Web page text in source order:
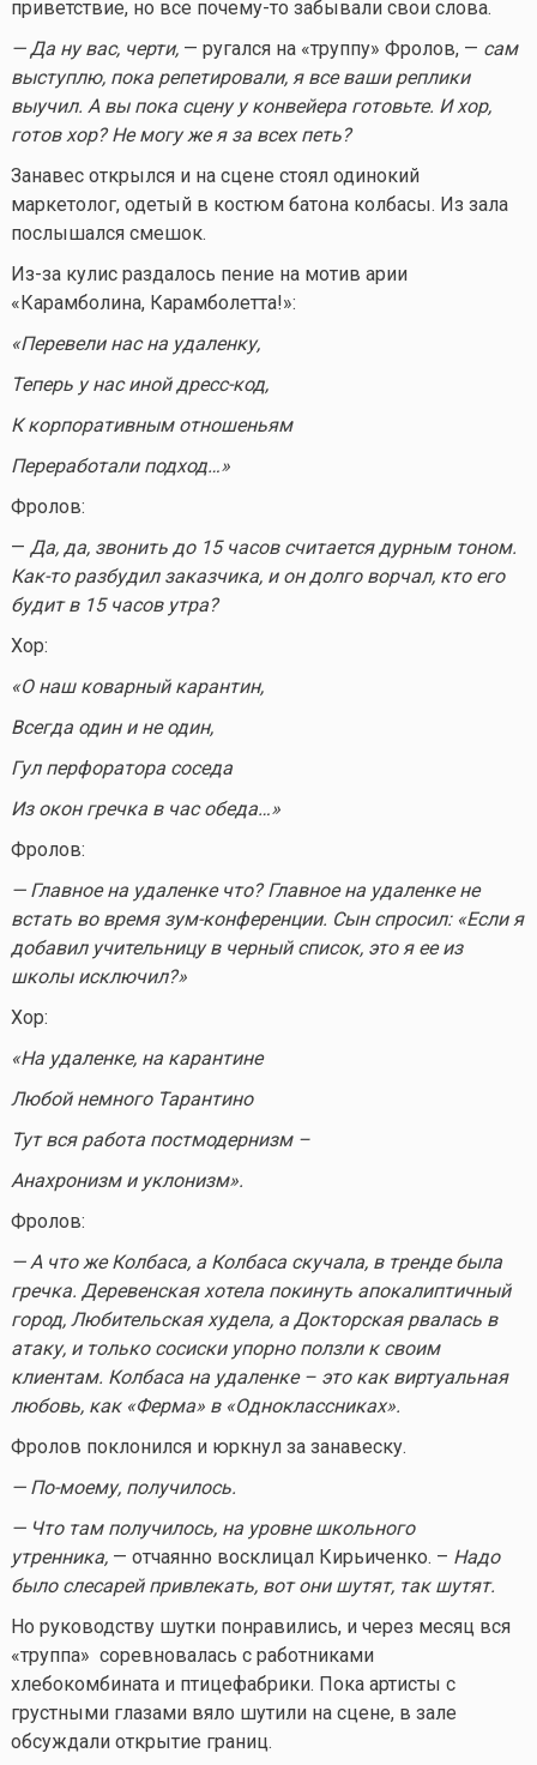
приветствие, но все почему-то забывали свои слова.
— Да ну вас, черти,— ругался на «труппу» Фролов, — сам
выступлю, пока репетировали, я все ваши реплики
выучил. А вы пока сцену у конвейера готовьте. И хор,
готов хор? Не могу же я за всех петь?
Занавес открылся и на сцене стоял одинокий
маркетолог, одетый в костюм батона колбасы. Из зала
послышался смешок.
Из-за кулис раздалось пение на мотив арии
«Карамболина, Карамболетта!»:
«Перевели нас на удаленку,
Теперь у нас иной дресс-код,
К корпоративным отношеньям
Переработали подход…»
Фролов:
— Да, да, звонить до 15 часов считается дурным тоном.
Как-торазбудил заказчика, и он долго ворчал, кто его
будит в 15 часов утра?
Хор:
«О наш коварный карантин,
Всегда один и не один,
Гул перфоратора соседа
Из окон гречка в час обеда…»
Фролов:
— Главное на удаленке что? Главное на удаленке не
встать во время зум-конференции. Сын спросил: «Если я
добавил учительницу в черный список, это я ее из
школы исключил?»
Хор:
«На удаленке, на карантине
Любой немного Тарантино
Тут вся работа постмодернизм –
Анахронизм и уклонизм».
Фролов:
— А что же Колбаса, а Колбаса скучала, в тренде была
гречка. Деревенская хотела покинуть апокалиптичный
город, Любительская худела, а Докторская рвалась в
атаку, и только сосиски упорно ползли к своим
клиентам. Колбаса на удаленке – это как виртуальная
любовь, как «Ферма» в «Одноклассниках».
Фролов поклонился и юркнул за занавеску.
— По-моему, получилось.
— Что там получилось, на уровне школьного
утренника,— отчаянно восклицал Кирьиченко. – Надо
было слесарей привлекать, вот они шутят, так шутят.
Но руководству шутки понравились, и через месяц вся
«труппа» соревновалась с работниками
хлебокомбината и птицефабрики. Пока артисты с
грустными глазами вяло шутили на сцене, в зале
обсуждали открытие границ.